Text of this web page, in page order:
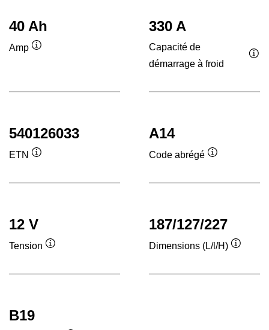
40 Ah
Amp
330 A
Capacité de
démarrage à froid
540126033
ETN
A14
Code abrégé
12 V
Tension
187/127/227
Dimensions (L/l/H)
B19